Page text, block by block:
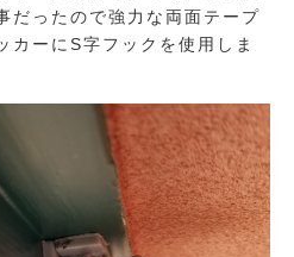
だったので強力な両面テープ
カーにS字フックを使用しま